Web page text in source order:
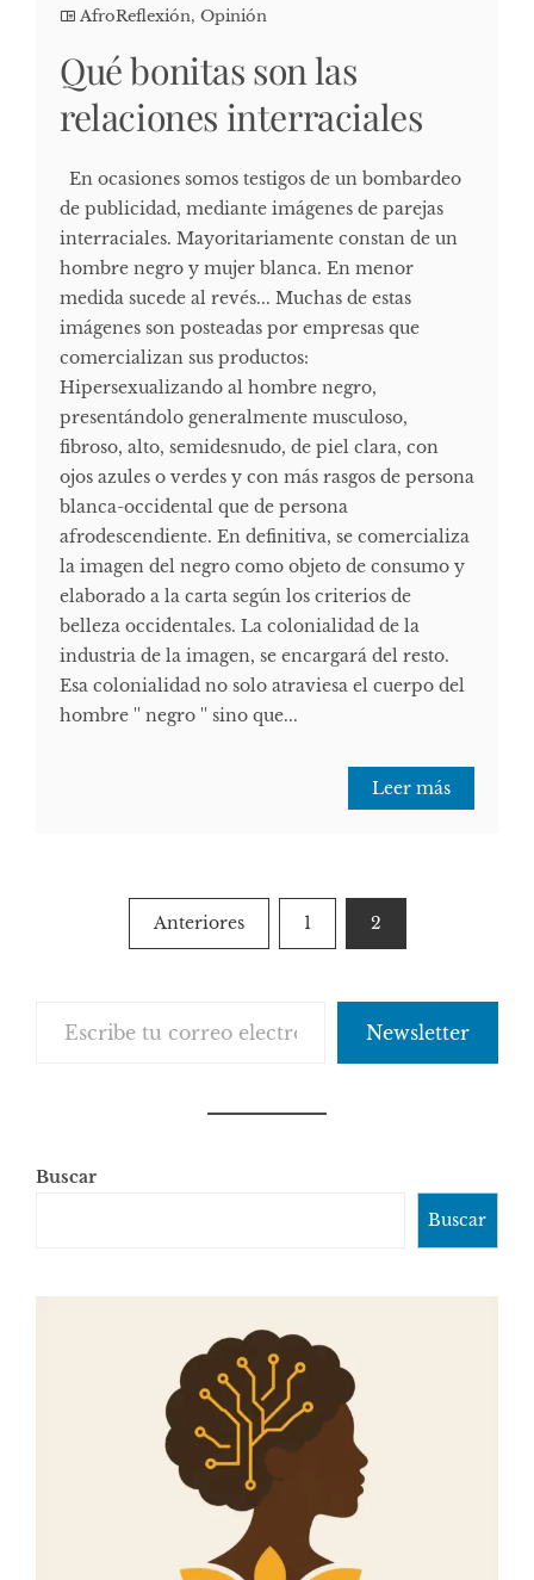
AfroReflexión, Opinión
Qué bonitas son las
relaciones interraciales
En ocasiones somos testigos de un bombardeo
de publicidad, mediante imágenes de parejas
interraciales. Mayoritariamente constan de un
hombre negro y mujer blanca. En menor
medida sucede al revés... Muchas de estas
imágenes son posteadas por empresas que
comercializan sus productos:
Hipersexualizando al hombre negro,
presentándolo generalmente musculoso,
fibroso, alto, semidesnudo, de piel clara, con
ojos azules o verdes y con más rasgos de persona
blanca-occidental que de persona
afrodescendiente. En definitiva, se comercializa
la imagen del negro como objeto de consumo y
elaborado a la carta según los criterios de
belleza occidentales. La colonialidad de la
industria de la imagen, se encargará del resto.
Esa colonialidad no solo atraviesa el cuerpo del
hombre '' negro '' sino que...
Leer más
Paginación
Anteriores 1 2
Newsletter
Buscar
Buscar